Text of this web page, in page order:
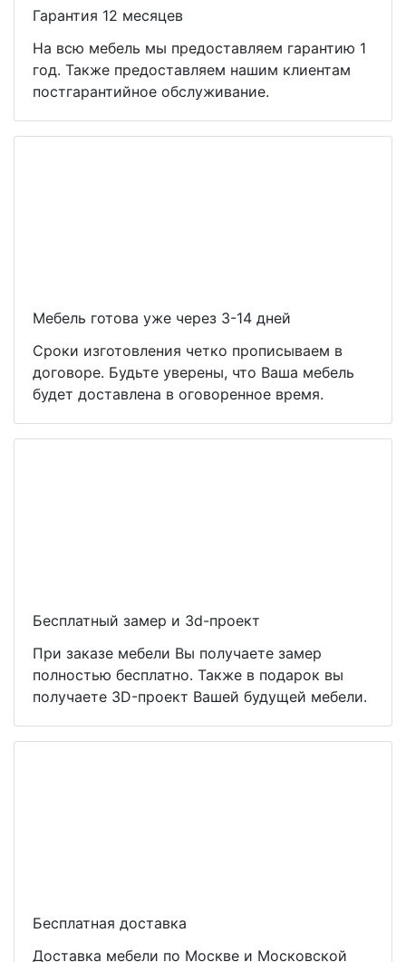
Гарантия 12 месяцев
На всю мебель мы предоставляем гарантию 1
год. Также предоставляем нашим клиентам
постгарантийное обслуживание.
Мебель готова уже через 3-14 дней
Сроки изготовления четко прописываем в
договоре. Будьте уверены, что Ваша мебель
будет доставлена в оговоренное время.
Бесплатный замер и 3d-проект
При заказе мебели Вы получаете замер
полностью бесплатно. Также в подарок вы
получаете 3D-проект Вашей будущей мебели.
Бесплатная доставка
Доставка мебели по Москве и Московской